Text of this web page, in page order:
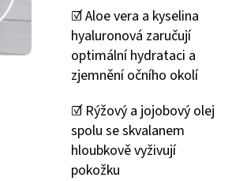
☑️ Aloe vera a kyselina
hyaluronová zaručují
optimální hydrataci a
zjemnění očního okolí
☑️ Rýžový a jojobový olej
spolu se skvalanem
hloubkově vyživují
pokožku